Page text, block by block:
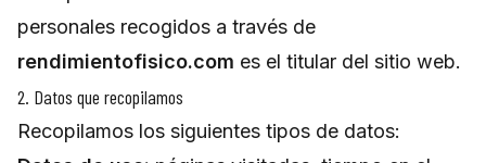
personales recogidos a través de
rendimientofisico.com es el titular del sitio web.
2. Datos que recopilamos
Recopilamos los siguientes tipos de datos: